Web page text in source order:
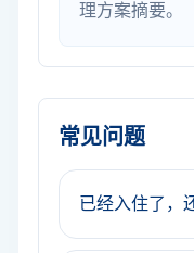
理方案摘要。
常见问题
已经入住了，